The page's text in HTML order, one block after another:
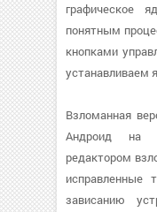
графическое
понятным
кнопками
устанавливаем
Взломанная
Андроид на
редактором
исправленные
зависанию